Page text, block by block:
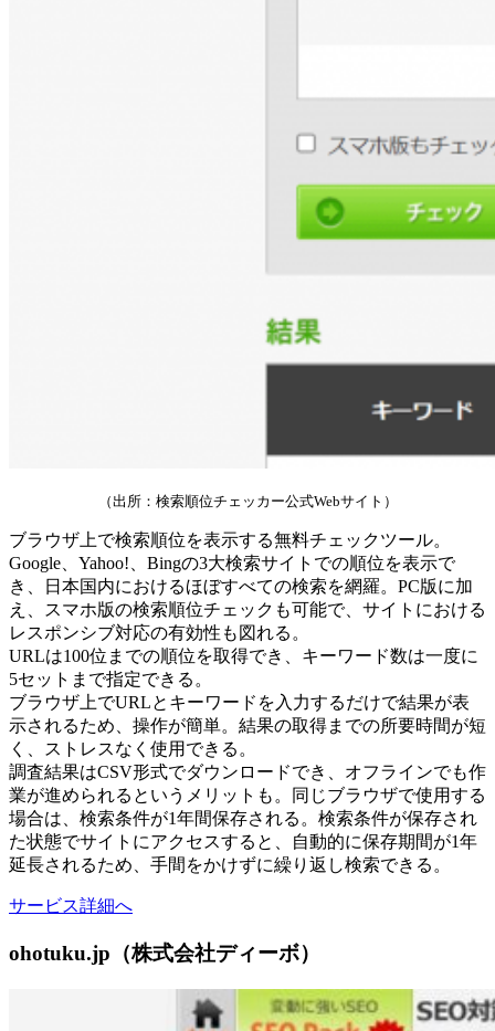
（出所：検索順位チェッカー公式Webサイト）
ブラウザ上で検索順位を表示する無料チェックツール。
Google、Yahoo!、Bingの3大検索サイトでの順位を表示で
き、日本国内におけるほぼすべての検索を網羅。PC版に加
え、スマホ版の検索順位チェックも可能で、サイトにおける
レスポンシブ対応の有効性も図れる。
URLは100位までの順位を取得でき、キーワード数は一度に
5セットまで指定できる。
ブラウザ上でURLとキーワードを入力するだけで結果が表
示されるため、操作が簡単。結果の取得までの所要時間が短
く、ストレスなく使用できる。
調査結果はCSV形式でダウンロードでき、オフラインでも作
業が進められるというメリットも。同じブラウザで使用する
場合は、検索条件が1年間保存される。検索条件が保存され
た状態でサイトにアクセスすると、自動的に保存期間が1年
延長されるため、手間をかけずに繰り返し検索できる。
サービス詳細へ
ohotuku.jp（株式会社ディーボ）